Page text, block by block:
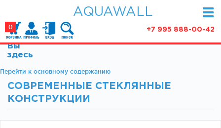
Перейти к основному содержанию
AQUAWALL
+7 995 888-00-42
0
КАТАЛОГ
Фурнитура для раздвижных дверей (закрытые
механизмы)
АКЦИИ
ПАРТНЕРСТВО
Вы
здесь
СОВРЕМЕННЫЕ СТЕКЛЯННЫЕ
КОНСТРУКЦИИ